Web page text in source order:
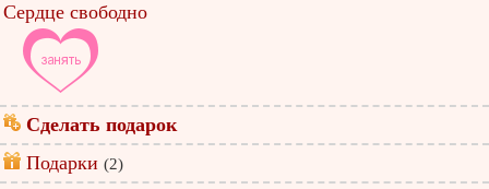
Сердце свободно
Сделать подарок
Подарки (2)